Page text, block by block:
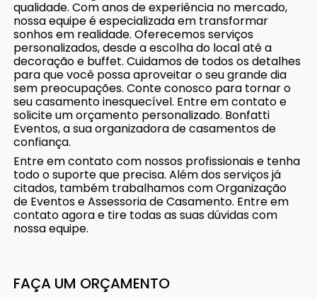
qualidade. Com anos de experiência no mercado,
nossa equipe é especializada em transformar
sonhos em realidade. Oferecemos serviços
personalizados, desde a escolha do local até a
decoração e buffet. Cuidamos de todos os detalhes
para que você possa aproveitar o seu grande dia
sem preocupações. Conte conosco para tornar o
seu casamento inesquecível. Entre em contato e
solicite um orçamento personalizado. Bonfatti
Eventos, a sua organizadora de casamentos de
confiança.
Entre em contato com nossos profissionais e tenha
todo o suporte que precisa. Além dos serviços já
citados, também trabalhamos com Organização
de Eventos e Assessoria de Casamento. Entre em
contato agora e tire todas as suas dúvidas com
nossa equipe.
FAÇA UM ORÇAMENTO